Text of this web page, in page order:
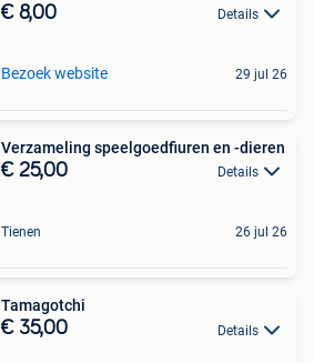
€ 8,00 Details
Bezoek website 29 jul 26
Verzameling speelgoedfiuren en -dieren
€ 25,00 Details
Tienen 26 jul 26
Tamagotchi
€ 35,00 Details